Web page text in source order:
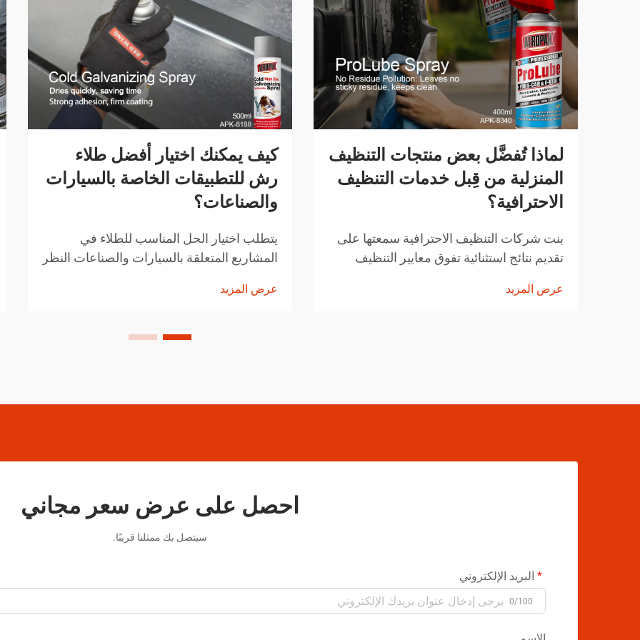
لماذا تُفضَّل بعض منتجات التنظيف
المنزلية من قِبل خدمات التنظيف
الاحترافية؟
بنت شركات التنظيف الاحترافية سمعتها على
تقديم نتائج استثنائية تفوق معايير التنظيف
اختيارات عشوائية، بل هي حلول تم اختيارها
عرض المزيد
كيف يمكنك اختيار أفضل طلاء
رش للتطبيقات الخاصة بالسيارات
والصناعات؟
يتطلب اختيار الحل المناسب للطلاء في
المشاريع المتعلقة بالسيارات والصناعات النظر
وخصائص الأداء. وقد ثوّرت تقنيات الطلاء
في تطبيق التشطيبات.
عرض المزيد
احصل على عرض سعر مجاني
سيتصل بك ممثلنا قريبًا.
البريد الإلكتروني
0/100